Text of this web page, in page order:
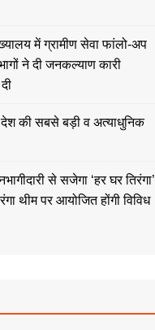
में ग्रामीण सेवा फांलो-अप
ने दी जनकल्याण कारी
देश की सबसे बड़ी व अत्याधुनिक
से सजेगा ‘हर घर तिरंगा’
थीम पर आयोजित होंगी विविध